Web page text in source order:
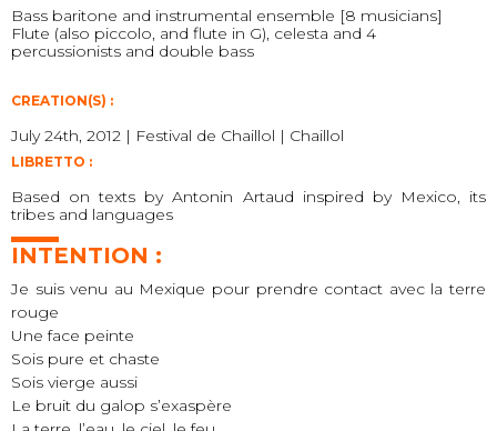
Bass baritone and instrumental ensemble [8 musicians]
Flute (also piccolo, and flute in G), celesta and 4
percussionists and double bass
CREATION(S) :
July 24th, 2012 | Festival de Chaillol | Chaillol
LIBRETTO :
Based on texts by Antonin Artaud inspired by Mexico, its
tribes and languages
INTENTION :
Je suis venu au Mexique pour prendre contact avec la terre
rouge
Une face peinte
Sois pure et chaste
Sois vierge aussi
Le bruit du galop s’exaspère